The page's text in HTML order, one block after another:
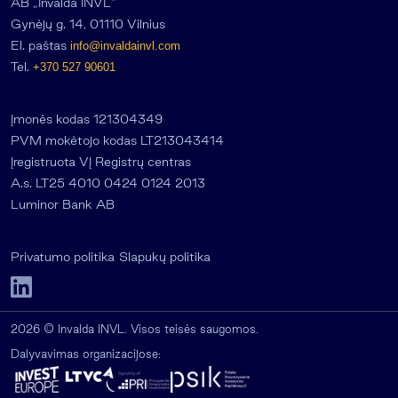
AB „Invalda INVL“
Gynėjų g. 14, 01110 Vilnius
El. paštas info@invaldainvl.com
Tel. +370 527 90601
Įmonės kodas 121304349
PVM mokėtojo kodas LT213043414
Įregistruota VĮ Registrų centras
A.s. LT25 4010 0424 0124 2013
Luminor Bank AB
Privatumo politika Slapukų politika
2026 © Invalda INVL. Visos teisės saugomos.
Dalyvavimas organizacijose: